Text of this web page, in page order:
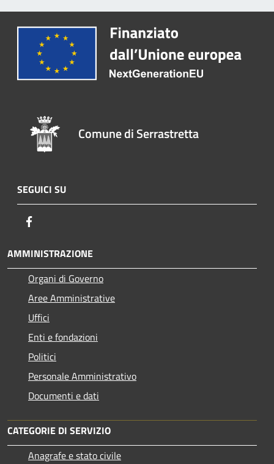
Comune di Serrastretta
SEGUICI SU
AMMINISTRAZIONE
Organi di Governo
Aree Amministrative
Uffici
Enti e fondazioni
Politici
Personale Amministrativo
Documenti e dati
CATEGORIE DI SERVIZIO
Anagrafe e stato civile